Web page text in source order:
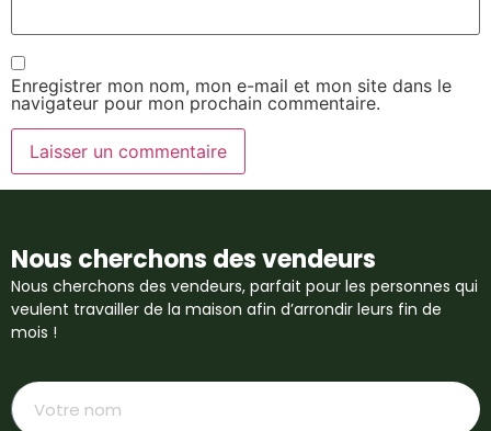
Enregistrer mon nom, mon e-mail et mon site dans le
navigateur pour mon prochain commentaire.
Nous cherchons des vendeurs
Nous cherchons des vendeurs, parfait pour les personnes qui
veulent travailler de la maison afin d’arrondir leurs fin de
mois !